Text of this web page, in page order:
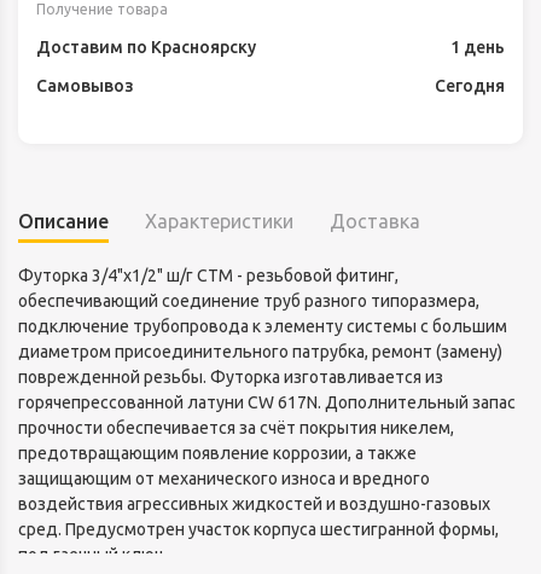
Получение товара
Доставим по Красноярску
1 день
Самовывоз
Сегодня
Описание Характеристики Доставка
Футорка 3/4"x1/2" ш/г CTM - резьбовой фитинг,
обеспечивающий соединение труб разного типоразмера,
подключение трубопровода к элементу системы с большим
диаметром присоединительного патрубка, ремонт (замену)
поврежденной резьбы. Футорка изготавливается из
горячепрессованной латуни CW 617N. Дополнительный запас
прочности обеспечивается за счёт покрытия никелем,
предотвращающим появление коррозии, а также
защищающим от механического износа и вредного
воздействия агрессивных жидкостей и воздушно-газовых
сред. Предусмотрен участок корпуса шестигранной формы,
под гаечный ключ.